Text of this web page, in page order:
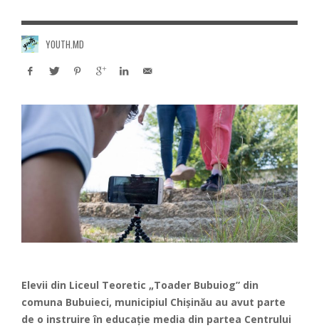
YOUTH.MD
Elevii din Liceul Teoretic „Toader Bubuiog” din
comuna Bubuieci, municipiul Chișinău au avut parte
de o instruire în educație media din partea Centrului